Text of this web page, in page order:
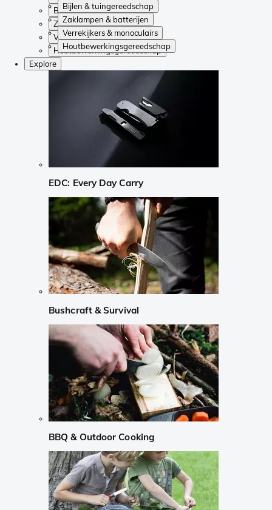
Bijlen & tuingereedschap
Zaklampen & batterijen
Verrekijkers & monoculairs
Houtbewerkingsgereedschap
Bijlen & tuingereedschap
Zaklampen & batterijen
Verrekijkers & monoculairs
Houtbewerkingsgereedschap
Explore
EDC: Every Day Carry
Bushcraft & Survival
BBQ & Outdoor Cooking